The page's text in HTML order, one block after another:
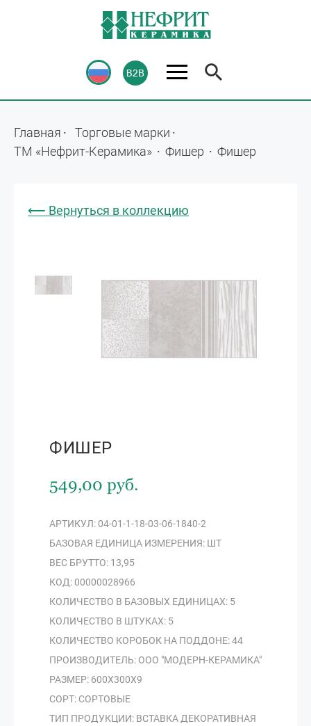
Главная
Торговые марки
ТМ «Нефрит-Керамика»
Фишер Фишер
⟵ Вернуться в коллекцию
ФИШЕР
549,00 руб.
АРТИКУЛ: 04-01-1-18-03-06-1840-2
БАЗОВАЯ ЕДИНИЦА ИЗМЕРЕНИЯ: ШТ
ВЕС БРУТТО: 13,95
КОД: 00000028966
КОЛИЧЕСТВО В БАЗОВЫХ ЕДИНИЦАХ: 5
КОЛИЧЕСТВО В ШТУКАХ: 5
КОЛИЧЕСТВО КОРОБОК НА ПОДДОНЕ: 44
ПРОИЗВОДИТЕЛЬ: ООО "МОДЕРН-КЕРАМИКА"
РАЗМЕР: 600Х300Х9
СОРТ: СОРТОВЫЕ
ТИП ПРОДУКЦИИ: ВСТАВКА ДЕКОРАТИВНАЯ